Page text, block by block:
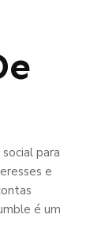
para
e
é um